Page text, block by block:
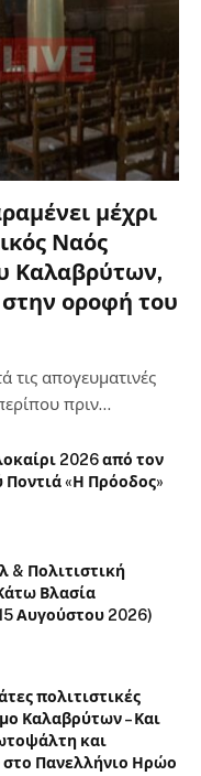
μέχρι
Ναός
Καλαβρύτων,
οροφή του
τις απογευματινές
πριν…
2026 από τον
«Η Πρόοδος»
& Πολιτιστική
Βλασία
Αυγούστου 2026)
πολιτιστικές
Καλαβρύτων – Και
και
Πανελλήνιο Ηρώο